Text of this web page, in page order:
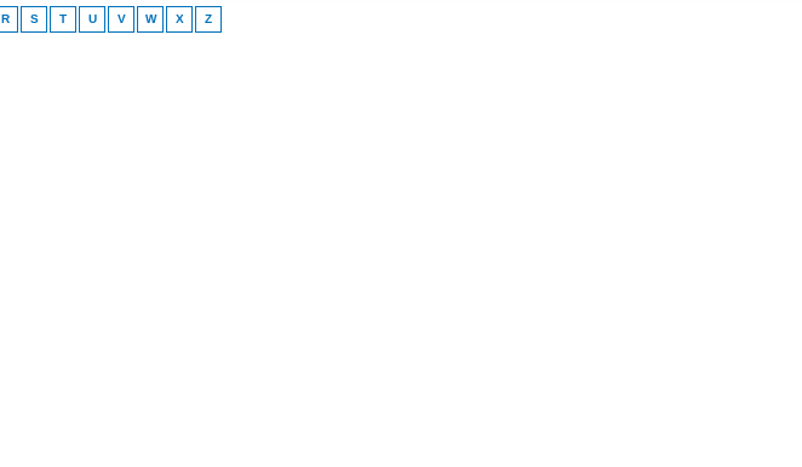
R S T U V W X Z